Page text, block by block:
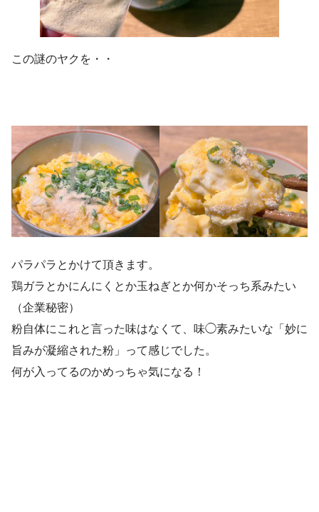
この謎のヤクを・・
パラパラとかけて頂きます。
鶏ガラとかにんにくとか玉ねぎとか何かそっち系みたい
（企業秘密）
粉自体にこれと言った味はなくて、味◯素みたいな「妙に
旨みが凝縮された粉」って感じでした。
何が入ってるのかめっちゃ気になる！